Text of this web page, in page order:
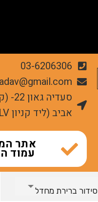
03-6206306
אביב (ליד קניון TLV)
אתר
עמוד
סידור ברירת מחדל